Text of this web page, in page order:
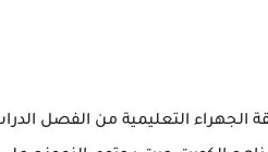
الجهراء التعليمية من الفصل